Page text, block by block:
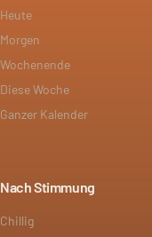
Heute
Morgen
Wochenende
Diese Woche
Ganzer Kalender
Nach Stimmung
Chillig